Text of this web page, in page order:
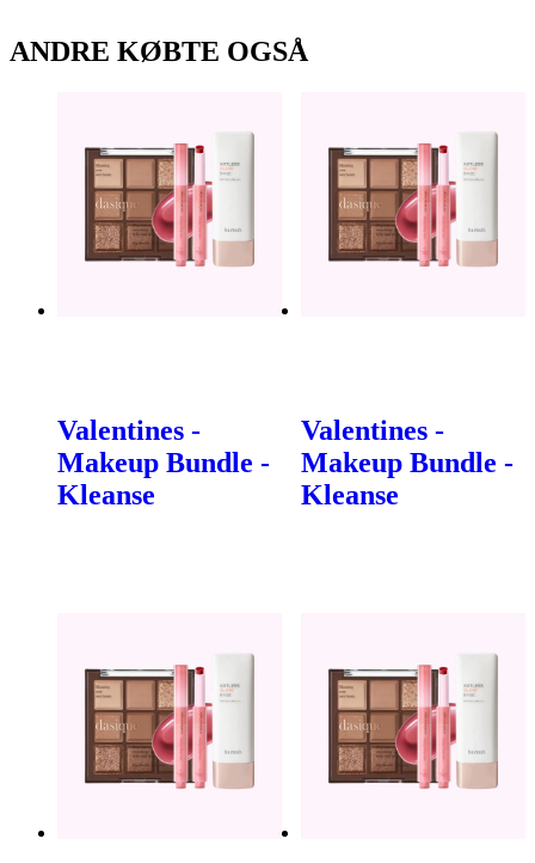
ANDRE KØBTE OGSÅ
Valentines -
Makeup Bundle -
Kleanse
Valentines -
Makeup Bundle -
Kleanse